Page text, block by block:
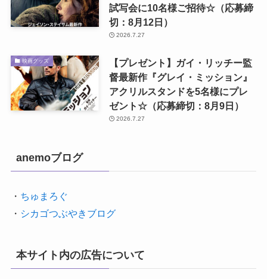
試写会に10名様ご招待☆（応募締
切：8月12日）
2026.7.27
映画グッズ
【プレゼント】ガイ・リッチー監
督最新作『グレイ・ミッション』
アクリルスタンドを5名様にプレ
ゼント☆（応募締切：8月9日）
2026.7.27
anemoブログ
・ ちゅまろぐ
・ シカゴつぶやきブログ
本サイト内の広告について